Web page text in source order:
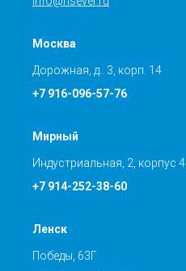
Москва
Дорожная, д.. 3, корп. 14
+7 916-096-57-76
Мирный
Индустриальная, 2, корпус 4
+7 914-252-38-60
Ленск
Победы, 63Г